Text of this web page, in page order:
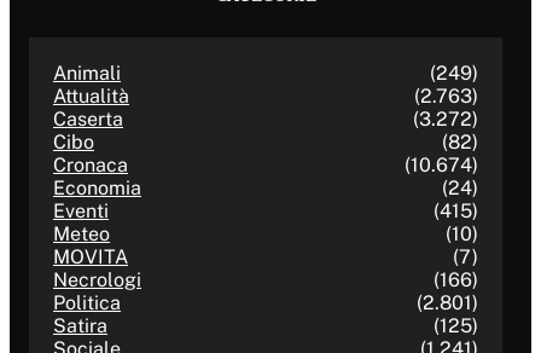
Animali
(249)
Attualità
(2.763)
Caserta
(3.272)
Cibo
(82)
Cronaca
(10.674)
Economia
(24)
Eventi
(415)
Meteo
(10)
MOVITA
(7)
Necrologi
(166)
Politica
(2.801)
Satira
(125)
Sociale
(1.241)